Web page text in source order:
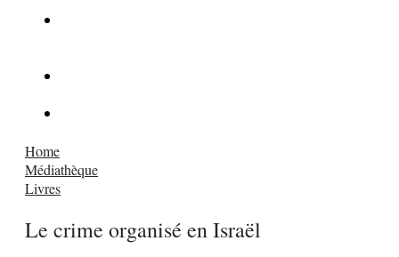
Home
Médiathèque
Livres
Le crime organisé en Israël